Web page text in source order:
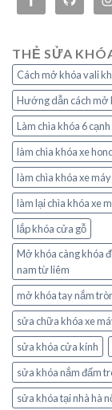
THẺ SỬA
Cách mở khóa vali
Hướng dẫn cách mở
Làm chìa khóa 6 cạnh
làm chìa khóa xe
làm chìa khóa xe máy
làm lại chìa khóa xe
lắp khóa cửa gỗ
Mở khóa càng khóa
nam từ liêm
mở khóa tay nắm
sửa chữa khóa xe
sửa khóa cửa kính
sửa khóa nắm đấm
sửa khóa tại nhà hà